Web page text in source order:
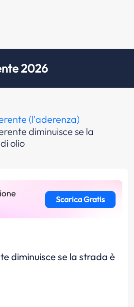
2026
(l'aderenza)
diminuisce se la
olio
Scarica Gratis
diminuisce se la strada è